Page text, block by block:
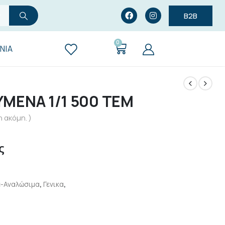
B2B
0
1/1 500 ΤΕΜ
ακόμη. )
Αναλώσιμα, Γενικα,